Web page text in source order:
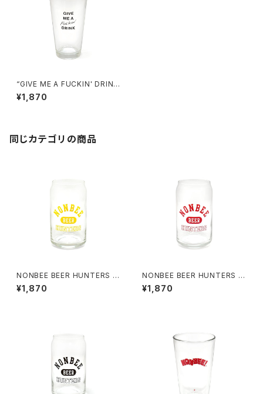
“GIVE ME A FUCKIN' DRIN
K” GLASS
¥1,870
同じカテゴリの商品
NONBEE BEER HUNTERS G
LASS yellow
¥1,870
NONBEE BEER HUNTERS G
LASS red
¥1,870